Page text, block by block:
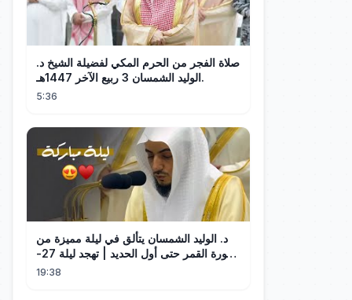
صلاة الفجر من الحرم المكي لفضيلة الشيخ د.
الوليد الشمسان 3 ربيع الآخر 1447هـ.
5:36
د. الوليد الشمسان يتألق في ليلة مميزة من
سورة القمر حتى أول الحديد | تهجد ليلة 27-
19:38